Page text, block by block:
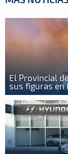
El Provincial
sus figuras en